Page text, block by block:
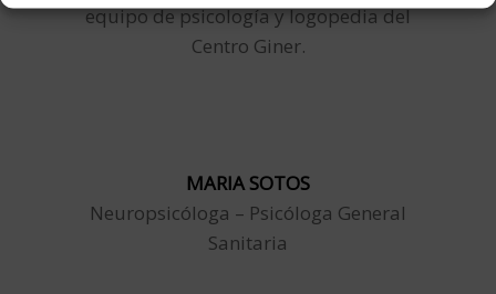
equipo de psicología y logopedia del
Centro Giner.
MARIA SOTOS
Neuropsicóloga – Psicóloga General
Sanitaria